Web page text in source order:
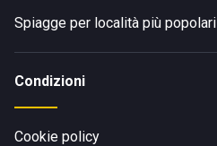
Spiagge per località più popolari
Condizioni
Cookie policy